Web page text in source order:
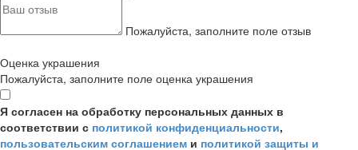
Пожалуйста, заполните поле отзыв
Оценка украшения
Пожалуйста, заполните поле оценка украшения
Я согласен на обработку персональных данных в
соответствии с политикой конфиденциальности,
пользовательским соглашением и политикой защиты и